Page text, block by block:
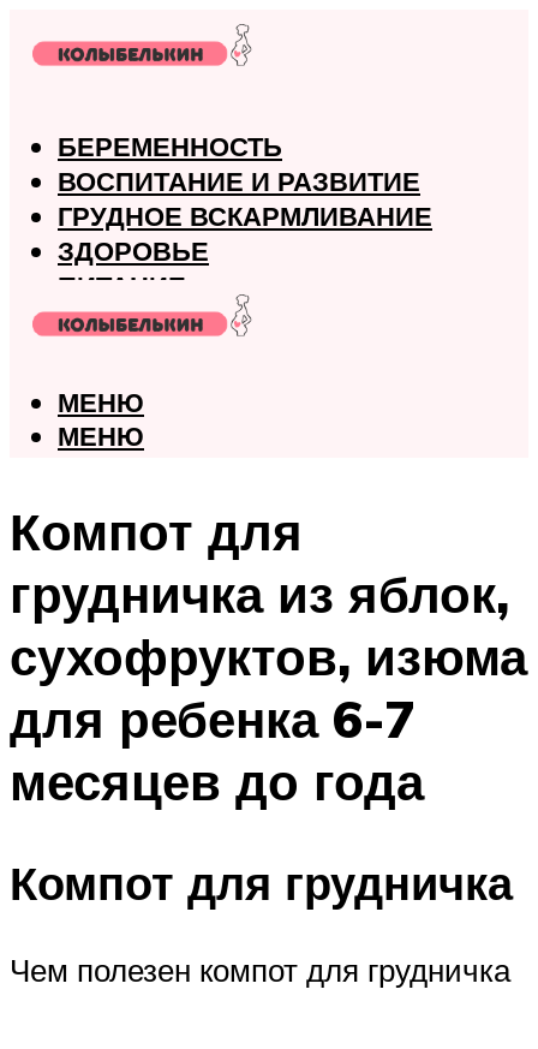
БЕРЕМЕННОСТЬ
ВОСПИТАНИЕ И РАЗВИТИЕ
ГРУДНОЕ ВСКАРМЛИВАНИЕ
ЗДОРОВЬЕ
ПИТАНИЕ
РОДЫ
МЕНЮ
МЕНЮ
Компот для
грудничка из яблок,
сухофруктов, изюма
для ребенка 6-7
месяцев до года
Компот для грудничка
Чем полезен компот для грудничка